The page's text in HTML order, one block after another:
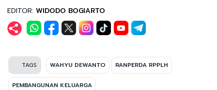
EDITOR: WIDODO BOGIARTO
TAGS WAHYU DEWANTO RANPERDA RPPLH
PEMBANGUNAN KELUARGA